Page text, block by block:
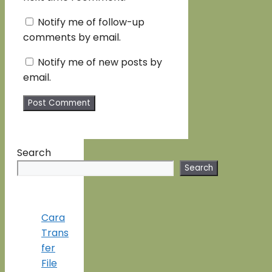
Notify me of follow-up
comments by email.
Notify me of new posts by
email.
Search
Search
Cara
Trans
fer
File